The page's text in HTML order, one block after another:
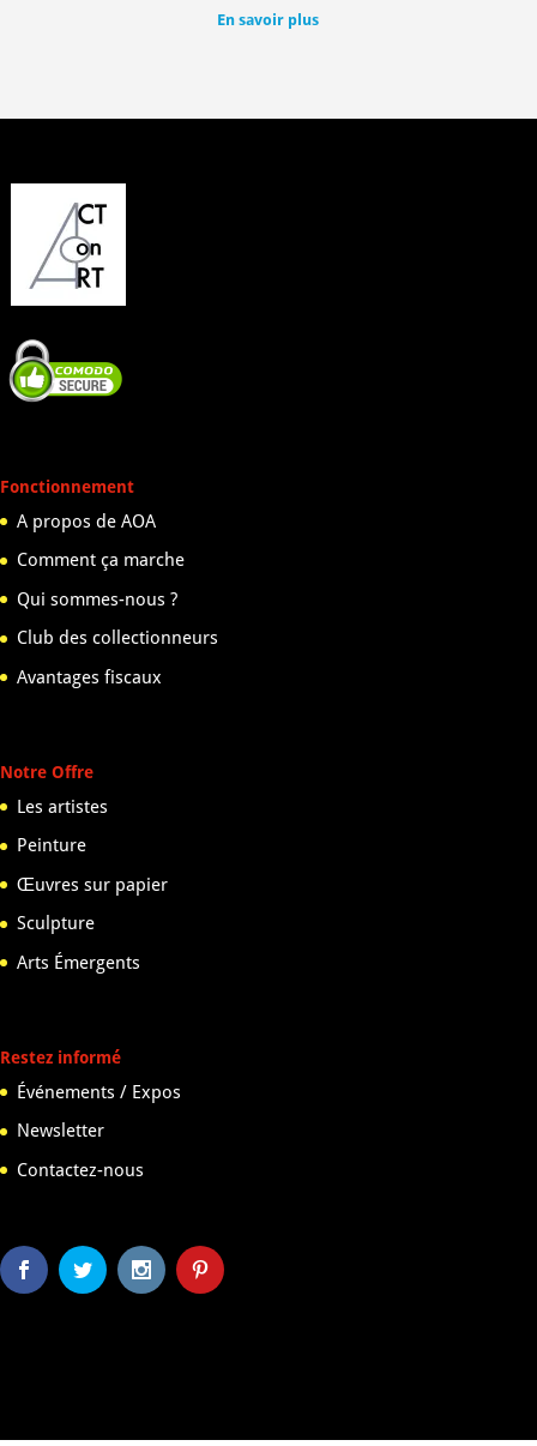
En savoir plus
Fonctionnement
A propos de AOA
Comment ça marche
Qui sommes-nous ?
Club des collectionneurs
Avantages fiscaux
Notre Offre
Les artistes
Peinture
Œuvres sur papier
Sculpture
Arts Émergents
Restez informé
Événements / Expos
Newsletter
Contactez-nous